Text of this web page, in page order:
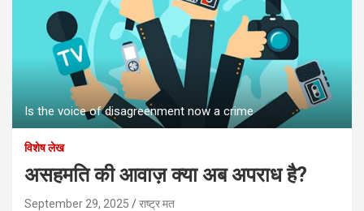
Is the voice of disagreenment now a crime
विशेष लेख
असहमति की आवाज़ क्या अब अपराध है?
September 29, 2025 राष्ट्र मत